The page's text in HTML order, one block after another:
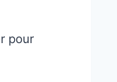
pour